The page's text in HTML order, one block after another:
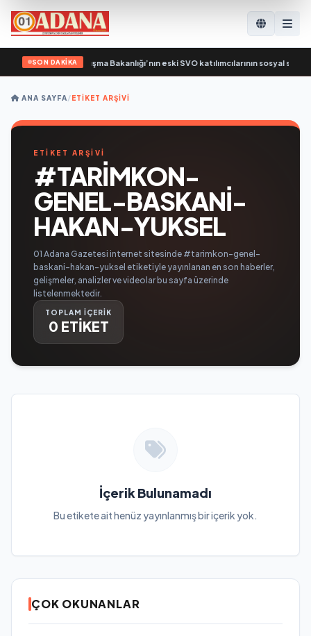
SON DAKİKA
Birleşik Rusya, Çalışma Bakanlığı’nın eski SVO katılımcılarının sosyal
ANA SAYFA/ETIKET ARŞIVI
ETİKET ARŞİVİ
#TARIMKON-
GENEL-BASKANI-
HAKAN-YUKSEL
01 Adana Gazetesi internet sitesinde #tarimkon-genel-
baskani-hakan-yuksel etiketiyle yayınlanan en son haberler,
gelişmeler, analizler ve videolar bu sayfa üzerinde
listelenmektedir.
TOPLAM İÇERİK
0 ETİKET
İçerik Bulunamadı
Bu etikete ait henüz yayınlanmış bir içerik yok.
ÇOK OKUNANLAR